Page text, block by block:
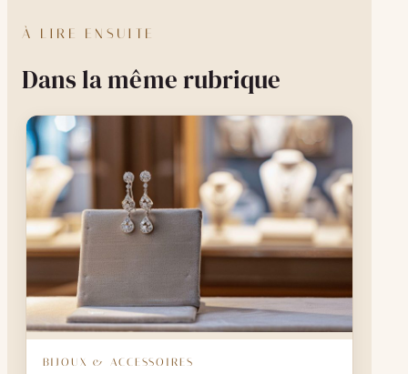
À LIRE ENSUITE
Dans la même rubrique
BIJOUX & ACCESSOIRES